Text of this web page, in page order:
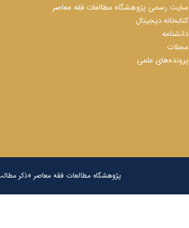
سایت رسمی پژوهشگاه مطالعات فقه معاصر
کتابخانه دیجیتال
دانشنامه
مجلات
پرونده‌های علمی
پژوهشگاه مطالعات فقه معاصر «ذکر